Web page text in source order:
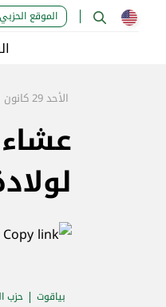
الموقع
الأحد 29 كانون الاول 2024 09:31:44
بياقوت حزب